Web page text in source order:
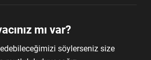
mı var?
edebileceğimizi söylerseniz size